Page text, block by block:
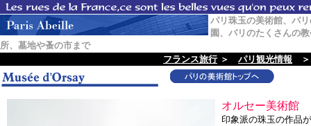
パリ珠玉の美術館、パ
園、パリのたくさんの
所、墓地や蚤の市まで
フランス旅行 ＞ パリ観光情報 ＞
オルセー美術館
印象派の珠玉の作品